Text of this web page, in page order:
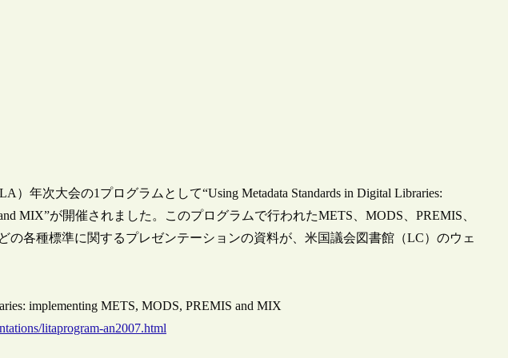
）年次大会の1プログラムとして“Using Metadata Standards in Digital Libraries:
MIX”が開催されました。このプログラムで行われたMETS、MODS、PREMIS、
の各種標準に関するプレゼンテーションの資料が、米国議会図書館（LC）のウェ
implementing METS, MODS, PREMIS and MIX
litaprogram-an2007.html